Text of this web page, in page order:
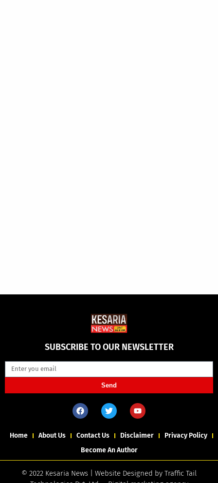
SUBSCRIBE TO OUR NEWSLETTER
Send
Home About Us Contact Us Disclaimer
Privacy Policy
Become An Author
© 2022 Kesaria News | Website Designed by Traffic Tail